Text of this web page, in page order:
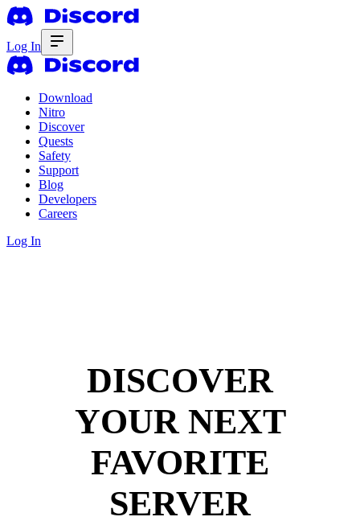
Log In
Download
Nitro
Discover
Quests
Safety
Support
Blog
Developers
Careers
Log In
DISCOVER
YOUR NEXT
FAVORITE
SERVER